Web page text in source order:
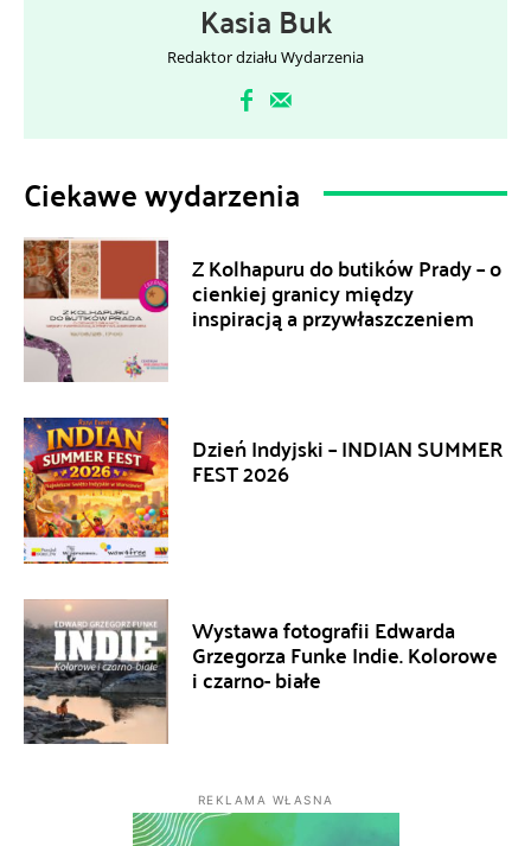
Kasia Buk
Redaktor działu Wydarzenia
Ciekawe wydarzenia
Z Kolhapuru do butików Prady – o
cienkiej granicy między
inspiracją a przywłaszczeniem
Dzień Indyjski – INDIAN SUMMER
FEST 2026
Wystawa fotografii Edwarda
Grzegorza Funke Indie. Kolorowe
i czarno- białe
REKLAMA WŁASNA